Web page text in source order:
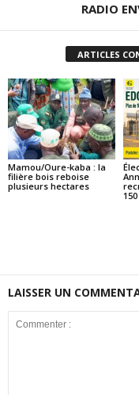
RADIO
ARTICLES
Mamou/Oure-kaba : la
filière bois reboise
plusieurs hectares
LAISSER UN